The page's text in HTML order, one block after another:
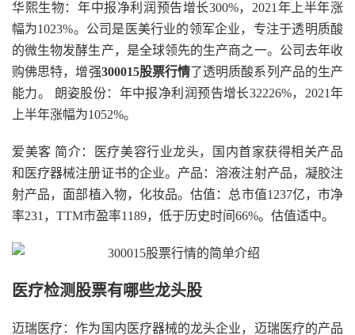
华熙生物：年中报净利润预告增长300%，2021年上半年涨
幅为1023%。公司是医美行业的领军企业，专注于透明质酸
的微生物发酵生产，是全球领先的生产商之一。公司去年收
购佛思特，增强300015股票行情了透明质酸系列产品的生产
能力。 朗姿股份：年中报净利润预告增长32226%，2021年
上半年涨幅为1052%。
爱美客 简介：医疗美容行业龙头，国内首家获得相关产品
和医疗器械注册证书的企业。产品：溶液注射产品，凝胶注
射产品，面部植入物，化妆品。估值：总市值1237亿，市净
率231，TTM市盈率1189，低于历史时间66%。估值适中。
医疗检测股票有哪些龙头股
迈瑞医疗：作为国内医疗器械的龙头企业，迈瑞医疗的产品